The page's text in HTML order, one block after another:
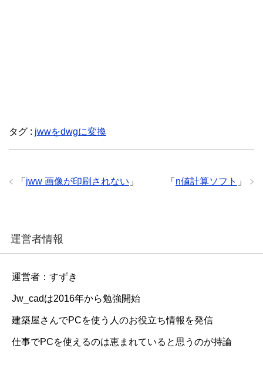
タグ : jwwをdwgに変換
「 n値計算ソフト 」
「 jww 画像が印刷されない 」
運営者情報
運営者：すずき
Jw_cadは2016年から勉強開始
建築屋さんでPCを使う人のお役立ち情報を発信
仕事でPCを使えるのは恵まれていると思うのが持論